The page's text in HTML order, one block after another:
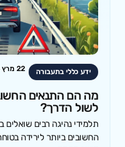
ידע כללי בתעבורה 22 מרץ 2025
מה הם התנאים
לשול הדרך?
תלמידי נהיגה רבים
החשובים ביותר לירידה